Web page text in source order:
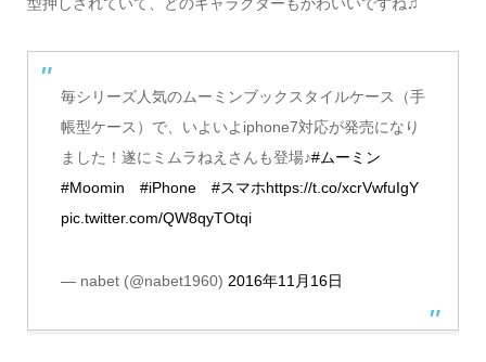
毎シリーズ人気のムーミンブックスタイルケース（手
帳型ケース）で、いよいよiphone7対応が発売になり
ました！遂にミムラねえさんも登場♪#ムーミン
#Moomin
#iPhone #スマホhttps://t.co/xcrVwfuIgY
pic.twitter.com/QW8qyTOtqi
— nabet (@nabet1960) 2016年11月16日